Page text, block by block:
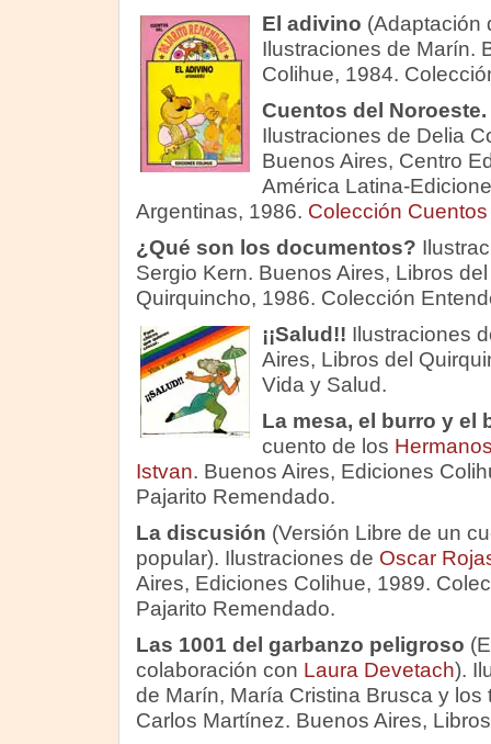
El adivino (Adaptación
Ilustraciones de Marín.
Colihue, 1984.
Cuentos del Noroeste.
Ilustraciones de Delia
Buenos Aires, Centro
América Latina-
Argentinas, 1986. Colección
¿Qué son los documentos?
Sergio Kern. Buenos Aires, Libros del
Quirquincho, 1986. Colección
¡¡Salud!! Ilustraciones
Aires, Libros del
Vida y Salud.
La mesa, el burro y el
cuento de los
Istvan. Buenos Aires, Ediciones
Pajarito Remendado.
La discusión (Versión Libre de un
popular). Ilustraciones de Oscar
Aires, Ediciones Colihue, 1989.
Pajarito Remendado.
Las 1001 del garbanzo peligroso
colaboración con Laura Devetach).
de Marín, María Cristina Brusca y los
Carlos Martínez. Buenos Aires,